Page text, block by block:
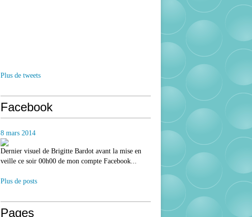
Plus de tweets
Facebook
8 mars 2014
Dernier visuel de Brigitte Bardot avant la mise en
veille ce soir 00h00 de mon compte Facebook...
Plus de posts
Pages